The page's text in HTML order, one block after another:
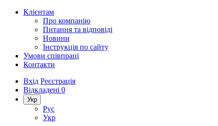
Клієнтам
Про компанію
Питання та відповіді
Новини
Інструкція по сайту
Умови співпраці
Контакти
Вхід Реєстрація
Відкладені 0
Укр
Рус
Укр